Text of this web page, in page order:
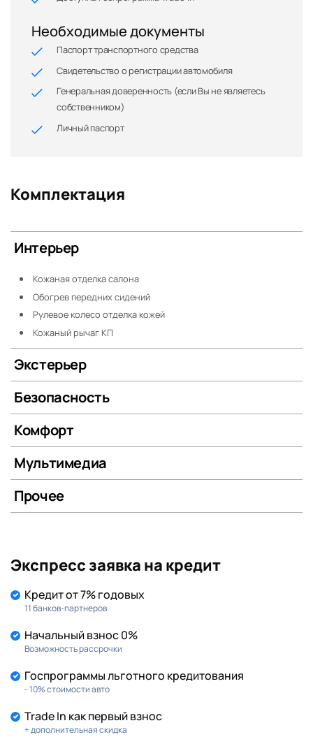
Необходимые документы
Паспорт транспортного средства
Свидетельство о регистрации автомобиля
Генеральная доверенность (если Вы не являетесь
собственником)
Личный паспорт
Комплектация
Интерьер
Кожаная отделка салона
Обогрев передних сидений
Рулевое колесо отделка кожей
Кожаный рычаг КП
Экстерьер
Безопасность
Комфорт
Мультимедиа
Прочее
Экспресс заявка на кредит
Кредит от 7% годовых
11 банков-партнеров
Начальный взнос 0%
Возможность рассрочки
Госпрограммы льготного кредитования
- 10% стоимости авто
Trade In как первый взнос
+ дополнительная скидка